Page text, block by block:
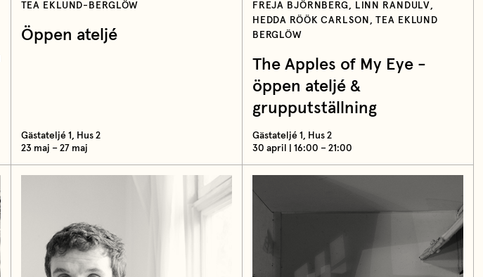
TEA EKLUND-BERGLÖW
Öppen ateljé
Gästateljé 1, Hus 2
23 maj – 27 maj
FREJA BJÖRNBERG, LINN RANDULV,
HEDDA RÖÖK CARLSON, TEA EKLUND
BERGLÖW
The Apples of My Eye -
öppen ateljé &
grupputställning
Gästateljé 1, Hus 2
30 april | 16:00 – 21:00